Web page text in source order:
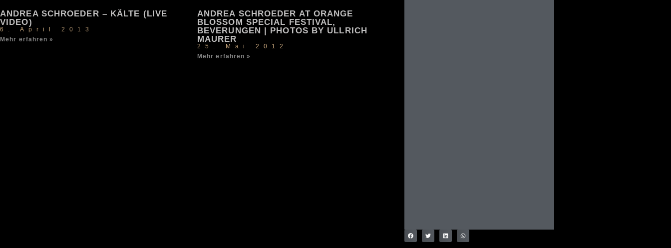
ANDREA SCHROEDER – KÄLTE (LIVE
VIDEO)
6. April 2013
Mehr erfahren »
ANDREA SCHROEDER AT ORANGE
BLOSSOM SPECIAL FESTIVAL,
BEVERUNGEN | PHOTOS BY ULLRICH
MAURER
25. Mai 2012
Mehr erfahren »